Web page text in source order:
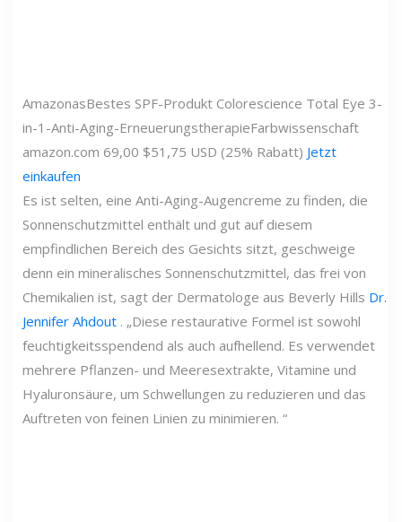
AmazonasBestes SPF-Produkt Colorescience Total Eye 3-
in-1-Anti-Aging-ErneuerungstherapieFarbwissenschaft
amazon.com 69,00 $51,75 USD (25% Rabatt) Jetzt
einkaufen
Es ist selten, eine Anti-Aging-Augencreme zu finden, die
Sonnenschutzmittel enthält und gut auf diesem
empfindlichen Bereich des Gesichts sitzt, geschweige
denn ein mineralisches Sonnenschutzmittel, das frei von
Chemikalien ist, sagt der Dermatologe aus Beverly Hills Dr.
Jennifer Ahdout . „Diese restaurative Formel ist sowohl
feuchtigkeitsspendend als auch aufhellend. Es verwendet
mehrere Pflanzen- und Meeresextrakte, Vitamine und
Hyaluronsäure, um Schwellungen zu reduzieren und das
Auftreten von feinen Linien zu minimieren. “